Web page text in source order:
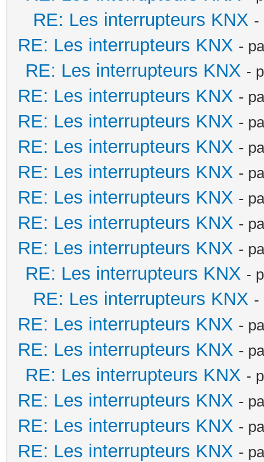
RE: Les interrupteurs KNX -
RE: Les interrupteurs KNX -
RE: Les interrupteurs KNX -
RE: Les interrupteurs KNX -
RE: Les interrupteurs KNX -
RE: Les interrupteurs KNX -
RE: Les interrupteurs KNX -
RE: Les interrupteurs KNX -
RE: Les interrupteurs KNX -
RE: Les interrupteurs KNX -
RE: Les interrupteurs KNX -
RE: Les interrupteurs KNX -
RE: Les interrupteurs KNX -
RE: Les interrupteurs KNX -
RE: Les interrupteurs KNX -
RE: Les interrupteurs KNX -
RE: Les interrupteurs KNX -
RE: Les interrupteurs KNX -